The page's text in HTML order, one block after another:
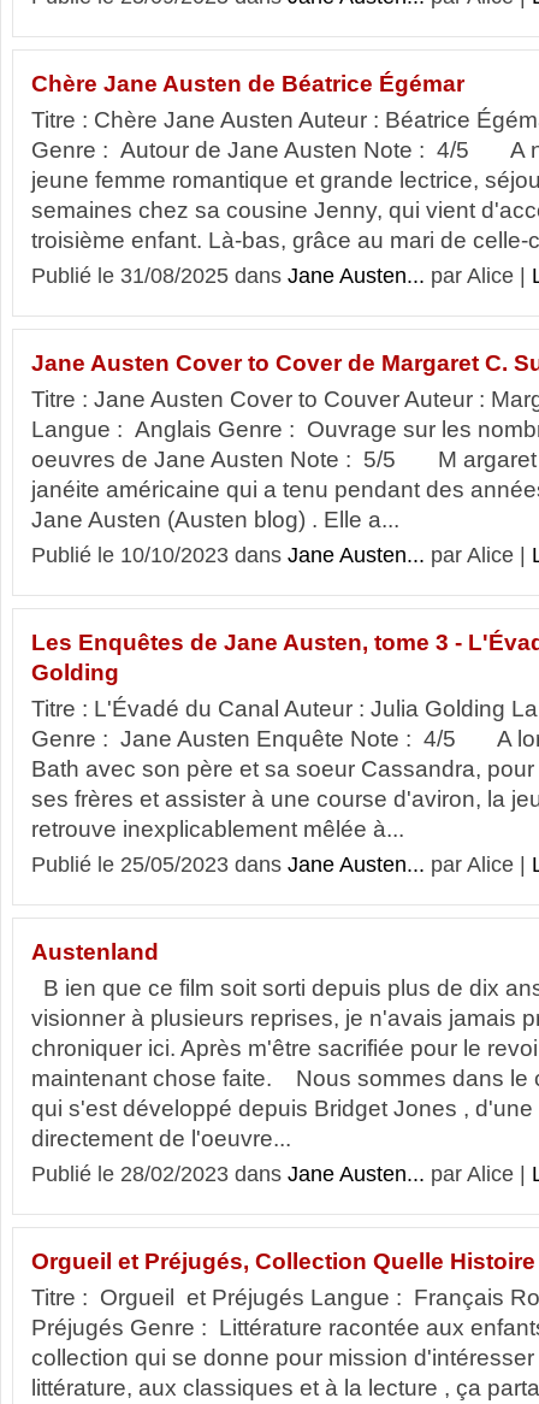
Chère Jane Austen de Béatrice Égémar
Titre : Chère Jane Austen Auteur : Béatrice
Genre : Autour de Jane Austen Note : 4/5 A
jeune femme romantique et grande lectrice,
semaines chez sa cousine Jenny, qui vient
troisième enfant. Là-bas, grâce au mari de celle-
Publié le 31/08/2025 dans Jane Austen... par Alice |
Jane Austen Cover to Cover de Margaret C.
Titre : Jane Austen Cover to Couver Auteur :
Langue : Anglais Genre : Ouvrage sur les
oeuvres de Jane Austen Note : 5/5 M argaret
janéite américaine qui a tenu pendant des
Jane Austen (Austen blog) . Elle a...
Publié le 10/10/2023 dans Jane Austen... par Alice |
Les Enquêtes de Jane Austen, tome 3 -
Golding
Titre : L'Évadé du Canal Auteur : Julia Golding
Genre : Jane Austen Enquête Note : 4/5 A
Bath avec son père et sa soeur Cassandra,
ses frères et assister à une course d'aviron, la
retrouve inexplicablement mêlée à...
Publié le 25/05/2023 dans Jane Austen... par Alice |
Austenland
B ien que ce film soit sorti depuis plus de dix
visionner à plusieurs reprises, je n'avais jamais
chroniquer ici. Après m'être sacrifiée pour le
maintenant chose faite. Nous sommes dans le
qui s'est développé depuis Bridget Jones ,
directement de l'oeuvre...
Publié le 28/02/2023 dans Jane Austen... par Alice |
Orgueil et Préjugés, Collection Quelle Histoire
Titre : Orgueil et Préjugés Langue : Français
Préjugés Genre : Littérature racontée aux
collection qui se donne pour mission
littérature, aux classiques et à la lecture , ça